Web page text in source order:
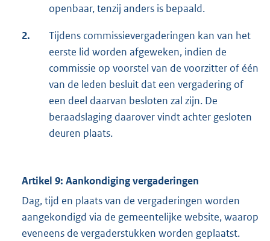
openbaar, tenzij anders is bepaald.
2.
Tijdens commissievergaderingen kan van het
eerste lid worden afgeweken, indien de
commissie op voorstel van de voorzitter of één
van de leden besluit dat een vergadering of
een deel daarvan besloten zal zijn. De
beraadslaging daarover vindt achter gesloten
deuren plaats.
Artikel 9: Aankondiging vergaderingen
Dag, tijd en plaats van de vergaderingen worden
aangekondigd via de gemeentelijke website, waarop
eveneens de vergaderstukken worden geplaatst.